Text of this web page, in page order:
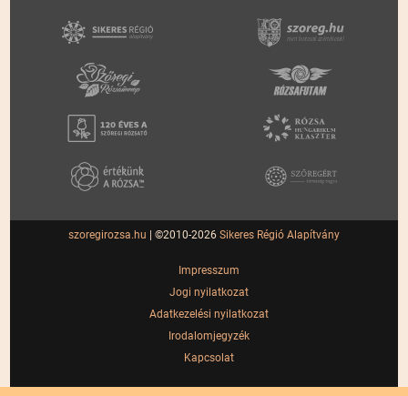
szoregirozsa.hu | ©2010-2026 Sikeres Régió Alapítvány
Impresszum
Jogi nyilatkozat
Adatkezelési nyilatkozat
Irodalomjegyzék
Kapcsolat